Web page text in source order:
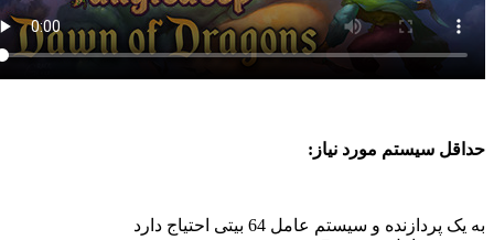
سیستم مورد نیاز:
پردازنده و سیستم عامل 64 بیتی احتیاج دارد